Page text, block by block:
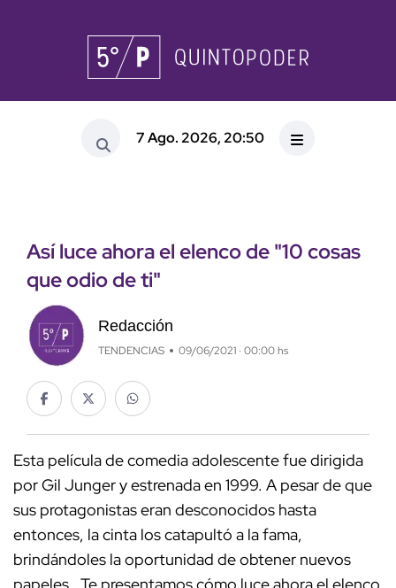
7 Ago. 2026, 20:50
Así luce ahora el elenco de "10 cosas
que odio de ti"
Redacción
TENDENCIAS 09/06/2021 · 00:00 hs
Esta película de comedia adolescente fue dirigida
por Gil Junger y estrenada en 1999. A pesar de que
sus protagonistas eran desconocidos hasta
entonces, la cinta los catapultó a la fama,
brindándoles la oportunidad de obtener nuevos